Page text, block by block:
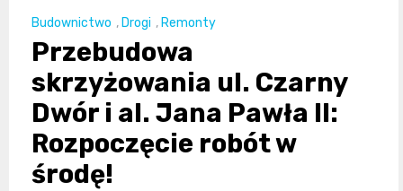
Budownictwo , Drogi , Remonty
Przebudowa
skrzyżowania ul. Czarny
Dwór i al. Jana Pawła II:
Rozpoczęcie robót w
środę!